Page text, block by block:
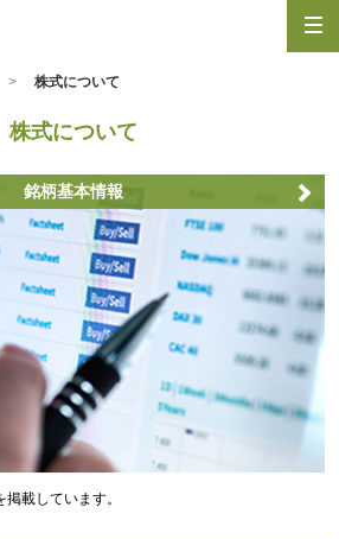
株式について
株式について
銘柄基本情報
載しています。